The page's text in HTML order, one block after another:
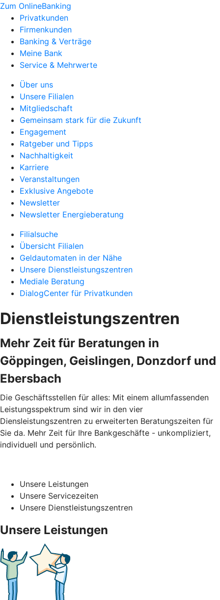
Zum OnlineBanking
Privatkunden
Firmenkunden
Banking & Verträge
Meine Bank
Service & Mehrwerte
Über uns
Unsere Filialen
Mitgliedschaft
Gemeinsam stark für die Zukunft
Engagement
Ratgeber und Tipps
Nachhaltigkeit
Karriere
Veranstaltungen
Exklusive Angebote
Newsletter
Newsletter Energieberatung
Filialsuche
Übersicht Filialen
Geldautomaten in der Nähe
Unsere Dienstleistungszentren
Mediale Beratung
DialogCenter für Privatkunden
Dienstleistungszentren
Mehr Zeit für Beratungen in
Göppingen, Geislingen, Donzdorf und
Ebersbach
Die Geschäftsstellen für alles: Mit einem allumfassenden
Leistungsspektrum sind wir in den vier
Diensleistungszentren zu erweiterten Beratungszeiten für
Sie da. Mehr Zeit für Ihre Bankgeschäfte - unkompliziert,
individuell und persönlich.
Unsere Leistungen
Unsere Servicezeiten
Unsere Dienstleistungszentren
Unsere Leistungen